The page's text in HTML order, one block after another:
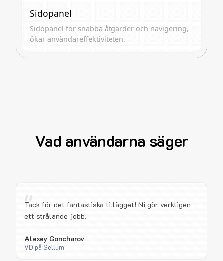
Sidopanel
Sidopanel för snabba åtgärder och navigering,
ökar användareffektiviteten.
Vad användarna säger
“
Tack för det fantastiska tillägget! Ni gör verkligen
ett strålande jobb.
Alexey Goncharov
VD på Sellum